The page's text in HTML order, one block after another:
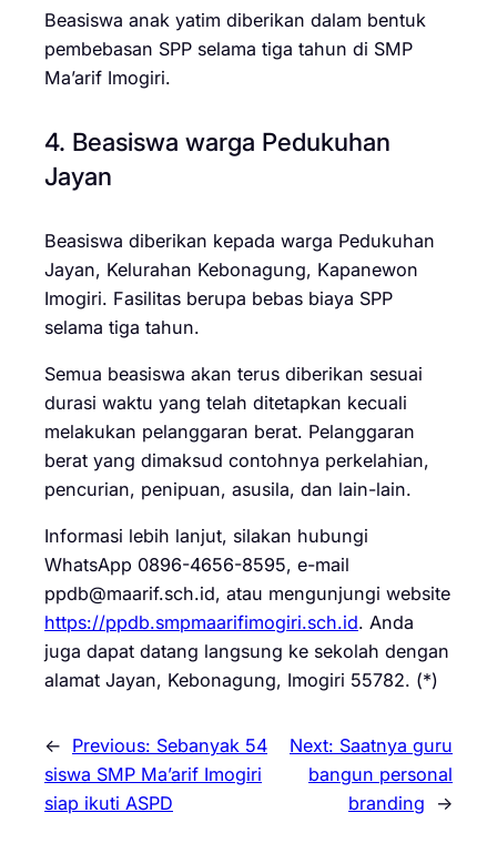
Beasiswa anak yatim diberikan dalam bentuk
pembebasan SPP selama tiga tahun di SMP
Ma’arif Imogiri.
4. Beasiswa warga Pedukuhan
Jayan
Beasiswa diberikan kepada warga Pedukuhan
Jayan, Kelurahan Kebonagung, Kapanewon
Imogiri. Fasilitas berupa bebas biaya SPP
selama tiga tahun.
Semua beasiswa akan terus diberikan sesuai
durasi waktu yang telah ditetapkan kecuali
melakukan pelanggaran berat. Pelanggaran
berat yang dimaksud contohnya perkelahian,
pencurian, penipuan, asusila, dan lain-lain.
Informasi lebih lanjut, silakan hubungi
WhatsApp 0896-4656-8595, e-mail
ppdb@maarif.sch.id, atau mengunjungi website
https://ppdb.smpmaarifimogiri.sch.id. Anda
juga dapat datang langsung ke sekolah dengan
alamat Jayan, Kebonagung, Imogiri 55782. (*)
← Previous: Sebanyak 54
siswa SMP Ma’arif Imogiri
siap ikuti ASPD
Next: Saatnya guru
bangun personal
branding
→